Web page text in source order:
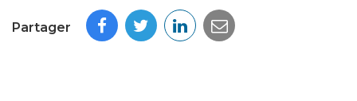
Partager